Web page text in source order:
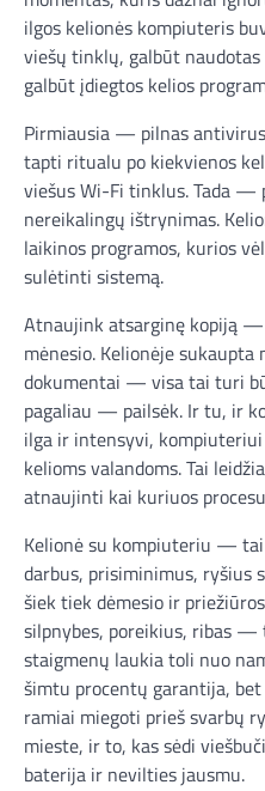
ilgos kelionės kompiuteris
viešų tinklų, galbūt
galbūt įdiegtos kelios
Pirmiausia — pilnas
tapti ritualu po kiekvienos
viešus Wi-Fi tinklus. Tada —
nereikalingų ištrynimas.
laikinos programos, kurios
sulėtinti sistemą.
Atnaujink atsarginę kopiją —
mėnesio. Kelionėje sukaupta
dokumentai — visa tai turi
pagaliau — pailsėk. Ir tu, ir
ilga ir intensyvi,
kelioms valandoms. Tai
atnaujinti kai kuriuos
Kelionė su kompiuteriu —
darbus, prisiminimus, ryšius
šiek tiek dėmesio ir
silpnybes, poreikius, ribas —
staigmenų laukia toli nuo
šimtu procentų garantija,
ramiai miegoti prieš svarbų
mieste, ir to, kas sėdi
baterija ir nevilties jausmu.